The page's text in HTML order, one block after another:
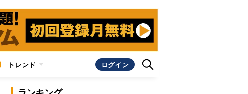
トレンド ログイン